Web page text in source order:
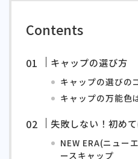
Contents
キャップの選び方
キャップの選びの
キャップの万能色
失敗しない！初め
NEW ERA(ニュー
ースキャップ